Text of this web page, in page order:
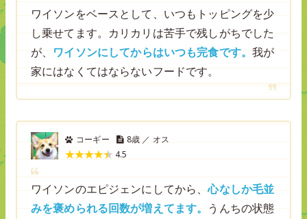
ワイソンをベースとして、いつもトッピングを少
し乗せてます。カリカリは苦手で残しがちでした
が、 ワイソンにしてからはいつも完食です。我が
家にはなくてはならないフードです。
コーギー
8歳 ／ オス
4.5
ワイソンのエピジェンにしてから、心なしか毛並
みを褒められる回数が増えてます。 うんちの状態